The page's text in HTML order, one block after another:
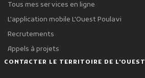
Tous mes services en ligne
L'application mobile L'Ouest Poulavi
Recrutements
Appels à projets
CONTACTER LE TERRITOIRE DE L'OUEST